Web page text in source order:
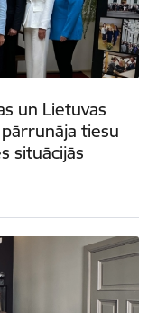
un Lietuvas
tiesu
situācijās